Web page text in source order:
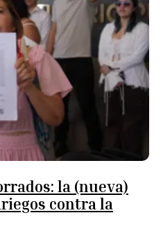
la (nueva)
contra la